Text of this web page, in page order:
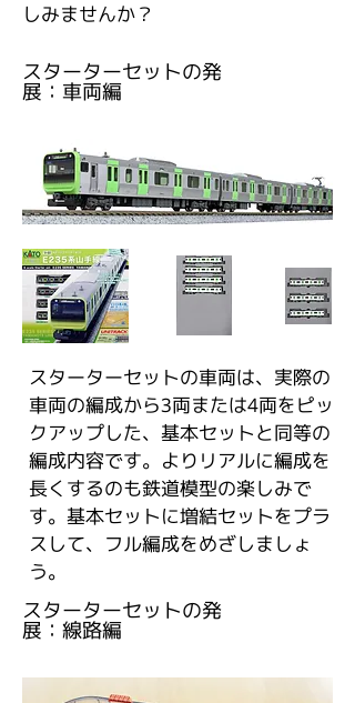
しみませんか？
スターターセットの発
展：車両編
スターターセットの車両は、実際の
車両の編成から3両または4両をピッ
クアップした、基本セットと同等の
編成内容です。よりリアルに編成を
長くするのも鉄道模型の楽しみで
す。基本セットに増結セットをプラ
スして、フル編成をめざしましょ
う。
スターターセットの発
展：線路編